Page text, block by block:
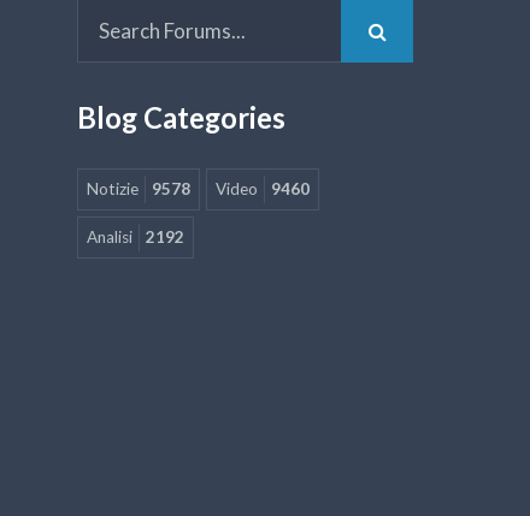
Blog Categories
Notizie 9578 Video 9460
Analisi 2192